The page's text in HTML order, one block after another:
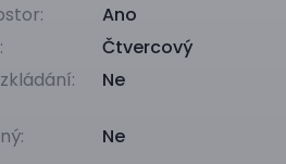
Ano
Čtvercový
Ne
Ne